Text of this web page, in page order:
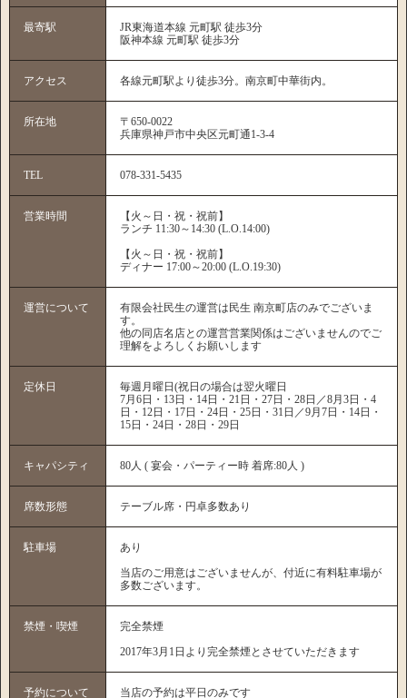
最寄駅
JR東海道本線 元町駅 徒歩3分
阪神本線 元町駅 徒歩3分
アクセス 各線元町駅より徒歩3分。南京町中華街内。
所在地
〒650-0022
兵庫県神戸市中央区元町通1-3-4
TEL 078-331-5435
営業時間
【火～日・祝・祝前】
ランチ 11:30～14:30 (L.O.14:00)
【火～日・祝・祝前】
ディナー 17:00～20:00 (L.O.19:30)
運営について
有限会社民生の運営は民生 南京町店のみでございま
す。
他の同店名店との運営営業関係はございませんのでご
理解をよろしくお願いします
定休日
毎週月曜日(祝日の場合は翌火曜日
7月6日・13日・14日・21日・27日・28日／8月3日・4
日・12日・17日・24日・25日・31日／9月7日・14日・
15日・24日・28日・29日
キャパシティ 80人 ( 宴会・パーティー時 着席:80人 )
席数形態 テーブル席・円卓多数あり
駐車場
あり
当店のご用意はございませんが、付近に有料駐車場が
多数ございます。
禁煙・喫煙
完全禁煙
2017年3月1日より完全禁煙とさせていただきます
予約について
当店の予約は平日のみです